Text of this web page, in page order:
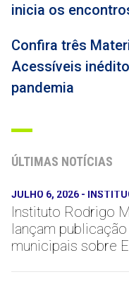
inicia os
Confira três
Acessíveis
pandemia
ÚLTIMAS NOTÍCIAS
JULHO 6, 2026 -
Instituto Rodrigo
lançam
municipais sobre